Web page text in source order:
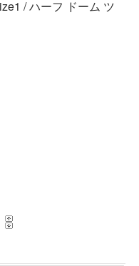
/ ハーフ ドーム ツ